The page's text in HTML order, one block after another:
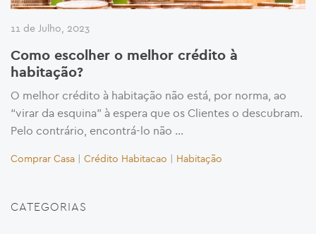
11 de Julho, 2023
Como escolher o melhor crédito à
habitação?
O melhor crédito à habitação não está, por norma, ao
“virar da esquina” à espera que os Clientes o descubram.
Pelo contrário, encontrá-lo não …
Comprar Casa | Crédito Habitacao | Habitação
CATEGORIAS